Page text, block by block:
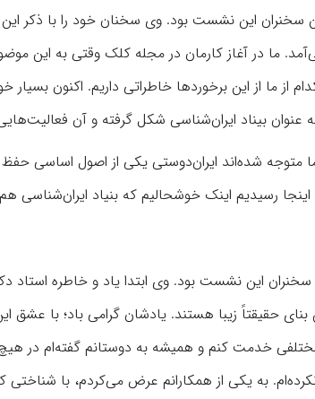
این نشست بود. وی سخنان خود را با ذکر این
ما در آغاز کارمان در مجله کلک وقتی به این
از ما از این برخوردها خاطراتی داریم. اکنون
بیناد ایران‌شناسی شکل گرفته و آن
متوجه شده‌اند ایران‌دوستی یکی از اصول اساسی
رسیدیم اینک خوشحالیم که بنیاد ایران‌شناسی
سخنران این نشست بود. وی ابتدا یاد و خاطره
خدمت کنم و همیشه به دوستانم گفته‌ام در
به یکی از همکارانم عرض می‌کردم، با شناختی